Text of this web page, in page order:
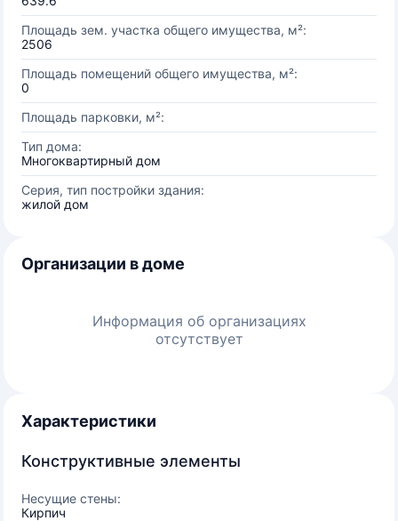
Площадь зем. участка общего имущества, м²:
2506
Площадь помещений общего имущества, м²:
0
Площадь парковки, м²:
Тип дома:
Многоквартирный дом
Серия, тип постройки здания:
жилой дом
Организации в доме
Информация об организациях
отсутствует
Характеристики
Конструктивные элементы
Несущие стены:
Кирпич